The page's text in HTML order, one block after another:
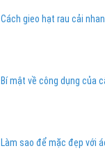
Cách gieo hạt rau cải
Bí mật về công dụng của
Làm sao để mặc đẹp với